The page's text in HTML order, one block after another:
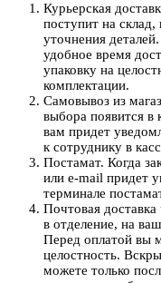
Курьерская
поступит на склад,
уточнения
удобное время
упаковку на
комплектации.
Самовывоз из
выбора появится в
вам придет
к сотруднику в
Постамат. Когда
или e-mail придет
терминале
Почтовая доставка
в отделение, на
Перед оплатой вы
целостность.
можете только